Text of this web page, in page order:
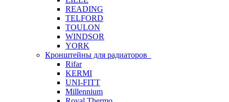
READING
TELFORD
TOULON
WINDSOR
YORK
Кронштейны для радиаторов
Rifar
KERMI
UNI-FITT
Millennium